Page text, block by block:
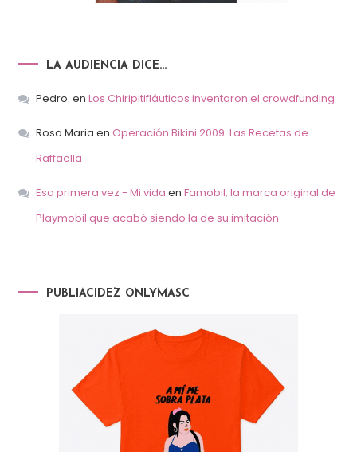
LA AUDIENCIA DICE…
Pedro. en Los Chiripitifláuticos inventaron el crowdfunding
Rosa Maria en Operación Bikini 2009: Las Recetas de
Raffaella
Esa primera vez - Mi vida en Famobil, la marca original de
Playmobil que acabó siendo la de su imitación
PUBLIACIDEZ ONLYMASC